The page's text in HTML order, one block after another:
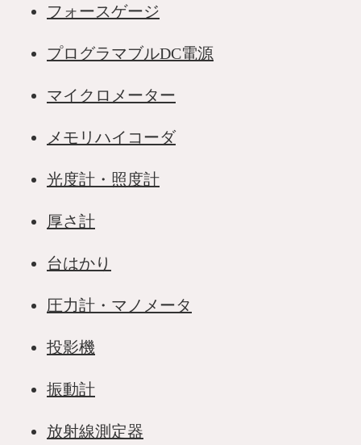
フォースゲージ
プログラマブルDC電源
マイクロメーター
メモリハイコーダ
光度計・照度計
厚さ計
台はかり
圧力計・マノメータ
投影機
振動計
放射線測定器